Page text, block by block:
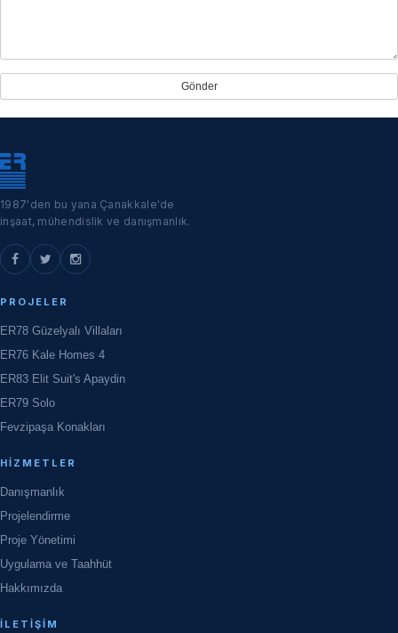
1987'den bu yana Çanakkale'de
inşaat, mühendislik ve danışmanlık.
PROJELER
ER78 Güzelyalı Villaları
ER76 Kale Homes 4
ER83 Elit Suit's Apaydin
ER79 Solo
Fevzipaşa Konakları
HIZMETLER
Danışmanlık
Projelendirme
Proje Yönetimi
Uygulama ve Taahhüt
Hakkımızda
İLETIŞIM